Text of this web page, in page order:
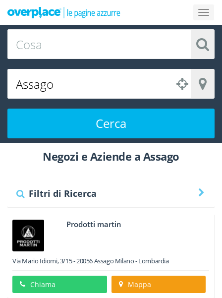
Cerca
Negozi e Aziende a Assago
Filtri di Ricerca
Prodotti martin
Via Mario Idiomi, 3/15-20056Assago Milano -Lombardia
Chiama Mappa